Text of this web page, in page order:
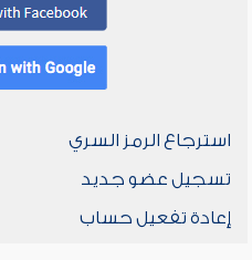
استرجاع الرمز السري
تسجيل عضو جديد
إعادة تفعيل حساب